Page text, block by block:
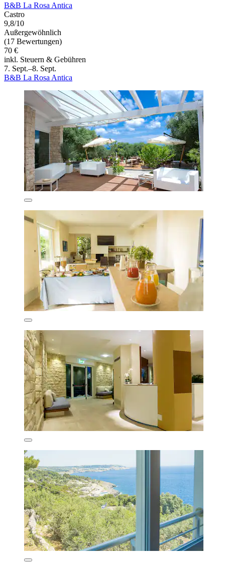
B&B La Rosa Antica
Castro
9,8/10
Außergewöhnlich
(17 Bewertungen)
70 €
inkl. Steuern & Gebühren
7. Sept.–8. Sept.
B&B La Rosa Antica